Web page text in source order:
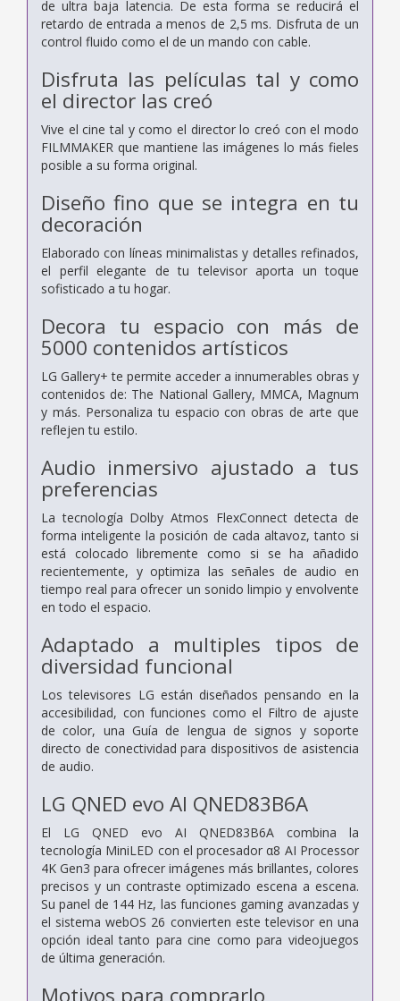
de ultra baja latencia. De esta forma se reducirá el
retardo de entrada a menos de 2,5 ms. Disfruta de un
control fluido como el de un mando con cable.
Disfruta las películas tal y como
el director las creó
Vive el cine tal y como el director lo creó con el modo
FILMMAKER que mantiene las imágenes lo más fieles
posible a su forma original.
Diseño fino que se integra en tu
decoración
Elaborado con líneas minimalistas y detalles refinados,
el perfil elegante de tu televisor aporta un toque
sofisticado a tu hogar.
Decora tu espacio con más de
5000 contenidos artísticos
LG Gallery+ te permite acceder a innumerables obras y
contenidos de: The National Gallery, MMCA, Magnum
y más. Personaliza tu espacio con obras de arte que
reflejen tu estilo.
Audio inmersivo ajustado a tus
preferencias
La tecnología Dolby Atmos FlexConnect detecta de
forma inteligente la posición de cada altavoz, tanto si
está colocado libremente como si se ha añadido
recientemente, y optimiza las señales de audio en
tiempo real para ofrecer un sonido limpio y envolvente
en todo el espacio.
Adaptado a multiples tipos de
diversidad funcional
Los televisores LG están diseñados pensando en la
accesibilidad, con funciones como el Filtro de ajuste
de color, una Guía de lengua de signos y soporte
directo de conectividad para dispositivos de asistencia
de audio.
LG QNED evo AI QNED83B6A
El LG QNED evo AI QNED83B6A combina la
tecnología MiniLED con el procesador α8 AI Processor
4K Gen3 para ofrecer imágenes más brillantes, colores
precisos y un contraste optimizado escena a escena.
Su panel de 144 Hz, las funciones gaming avanzadas y
el sistema webOS 26 convierten este televisor en una
opción ideal tanto para cine como para videojuegos
de última generación.
Motivos para comprarlo